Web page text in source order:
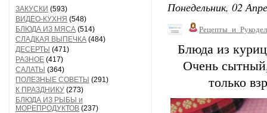
ЗАКУСКИ (593)
ВИДЕО-КУХНЯ (548)
БЛЮДА ИЗ МЯСА (514)
СЛАДКАЯ ВЫПЕЧКА (484)
ДЕСЕРТЫ (471)
РАЗНОЕ (417)
САЛАТЫ (364)
ПОЛЕЗНЫЕ СОВЕТЫ (291)
К ПРАЗДНИКУ (273)
БЛЮДА ИЗ РЫБЫ и
МОРЕПРОДУКТОВ (237)
Понедельник, 02
Блюда из
Очень
только